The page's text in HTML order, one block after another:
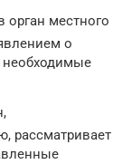
орган местного
о
необходимые
рассматривает